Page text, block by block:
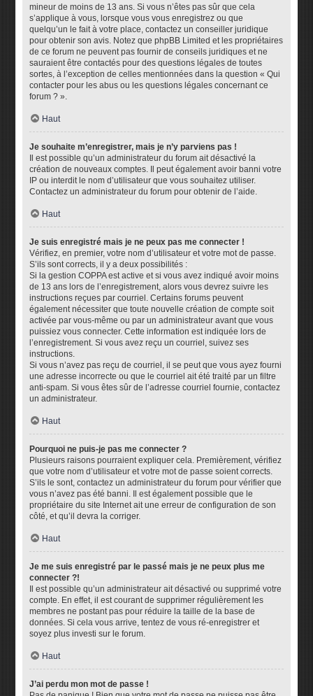
mineur de moins de 13 ans. Si vous n’êtes pas sûr que cela
s’applique à vous, lorsque vous vous enregistrez ou que
quelqu’un le fait à votre place, contactez un conseiller juridique
pour obtenir son avis. Notez que phpBB Limited et les propriétaires
de ce forum ne peuvent pas fournir de conseils juridiques et ne
sauraient être contactés pour des questions légales de toutes
sortes, à l’exception de celles mentionnées dans la question « Qui
contacter pour les abus ou les questions légales concernant ce
forum ? ».
Haut
Je souhaite m’enregistrer, mais je n’y parviens pas !
Il est possible qu’un administrateur du forum ait désactivé la
création de nouveaux comptes. Il peut également avoir banni votre
IP ou interdit le nom d’utilisateur que vous souhaitez utiliser.
Contactez un administrateur du forum pour obtenir de l’aide.
Haut
Je suis enregistré mais je ne peux pas me connecter !
Vérifiez, en premier, votre nom d’utilisateur et votre mot de passe.
S’ils sont corrects, il y a deux possibilités :
Si la gestion COPPA est active et si vous avez indiqué avoir moins
de 13 ans lors de l’enregistrement, alors vous devrez suivre les
instructions reçues par courriel. Certains forums peuvent
également nécessiter que toute nouvelle création de compte soit
activée par vous-même ou par un administrateur avant que vous
puissiez vous connecter. Cette information est indiquée lors de
l’enregistrement. Si vous avez reçu un courriel, suivez ses
instructions.
Si vous n’avez pas reçu de courriel, il se peut que vous ayez fourni
une adresse incorrecte ou que le courriel ait été traité par un filtre
anti-spam. Si vous êtes sûr de l’adresse courriel fournie, contactez
un administrateur.
Haut
Pourquoi ne puis-je pas me connecter ?
Plusieurs raisons pourraient expliquer cela. Premièrement, vérifiez
que votre nom d’utilisateur et votre mot de passe soient corrects.
S’ils le sont, contactez un administrateur du forum pour vérifier que
vous n’avez pas été banni. Il est également possible que le
propriétaire du site Internet ait une erreur de configuration de son
côté, et qu’il devra la corriger.
Haut
Je me suis enregistré par le passé mais je ne peux plus me
connecter ?!
Il est possible qu’un administrateur ait désactivé ou supprimé votre
compte. En effet, il est courant de supprimer régulièrement les
membres ne postant pas pour réduire la taille de la base de
données. Si cela vous arrive, tentez de vous ré-enregistrer et
soyez plus investi sur le forum.
Haut
J’ai perdu mon mot de passe !